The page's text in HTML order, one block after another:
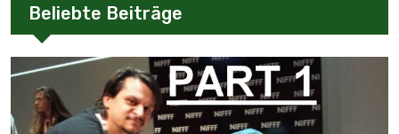
Beliebte Beiträge